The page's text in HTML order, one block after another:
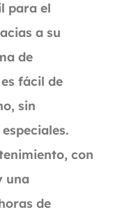
para el
a su
de
fácil de
sin
con
una
de